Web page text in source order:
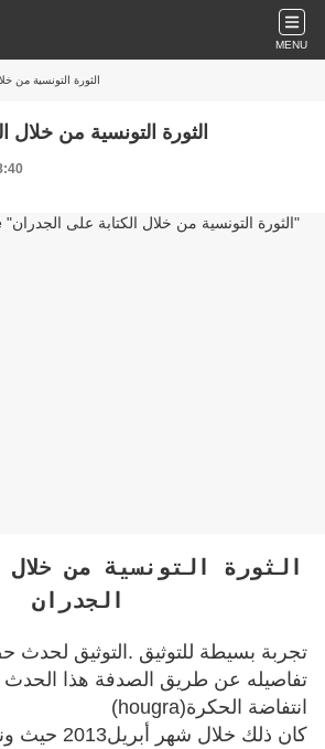
MENU
» الثورة التونسية من
الثورة التونسية من خلال
الثورة التونسية من
الجدران
تجربة بسيطة للتوثيق . التوثيق
تفاصيله عن طريق الصدفة هذا الحدث
انتفاضة الحكرة(hougra)
كان ذلك خلال